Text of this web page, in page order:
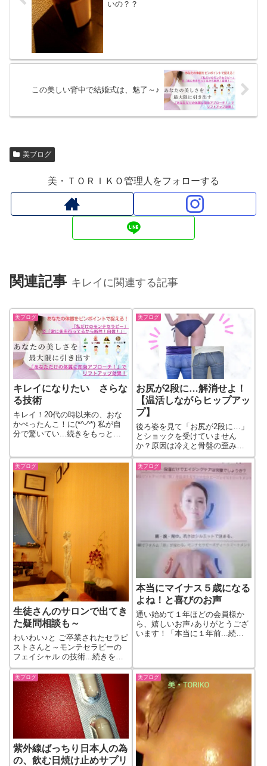
いの？？
この美しい背中で結婚式は、魅了～♪
美ブログ
美・ＴＯＲＩＫＯ管理人をフォローする
関連記事 キレイに関連する記事
美ブログ
キレイになりたい さらな
る技術
キレイ！20代の時以来の、おな
かぺったんこ！に(*^-^*) 私が自
分で驚いてい...続きをもっと見
美ブログ
お尻が2段に…解消せよ！
【温活しながらヒップアッ
プ】
後ろ姿を見て「お尻が2段に…」
とショックを受けていません
か？原因は冷えと骨盤の歪み、
そして五行（木火土金水）のバ
ランスにあります。あなたの体
質（木・火・土・金・水）に合
わせた温活ケアを取り入れて、
キュッと上がった理想のヒップ
ラインを取り戻しましょう！
美ブログ
生徒さんのサロンで出てき
た疑問相談も～
わいわい♪と ご卒業されたセラピ
ストさんと～モンテセラピーの
フェイシャル の技術...続きをも
っと見る
美ブログ
本当にマイナス５歳になる
よね！と喜びのお声
通い始めて１年ほどの会員様か
ら、嬉しいお声♪ありがとうござ
います！「本当に１年前...続き
美ブログ
紫外線ばっちり日本人の為
の、飲む日焼け止めサプリ
美ブログ